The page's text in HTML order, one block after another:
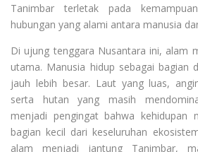
Tanimbar terletak pada
hubungan yang alami antara manusia
Di ujung tenggara Nusantara ini, alam
utama. Manusia hidup sebagai bagian
jauh lebih besar. Laut yang luas,
serta hutan yang masih
menjadi pengingat bahwa kehidupan
bagian kecil dari keseluruhan
alam menjadi jantung Tanimbar,